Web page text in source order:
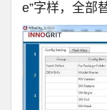
e”字样，全部